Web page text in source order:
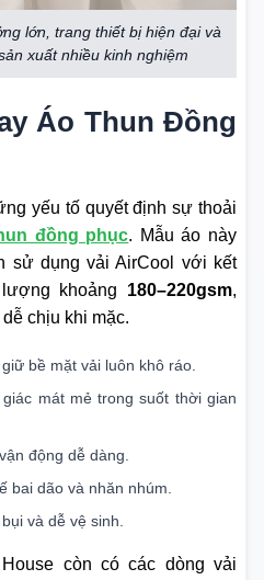
lớn, trang thiết bị hiện đại và
xuất nhiều kinh nghiệm
Áo Thun Đồng
yếu tố quyết định sự thoải
đồng phục. Mẫu áo này
sử dụng vải AirCool với kết
khoảng 180–220gsm,
chịu khi mặc.
bề mặt vải luôn khô ráo.
mát mẻ trong suốt thời gian
động dễ dàng.
bai dão và nhăn nhúm.
và dễ vệ sinh.
còn có các dòng vải